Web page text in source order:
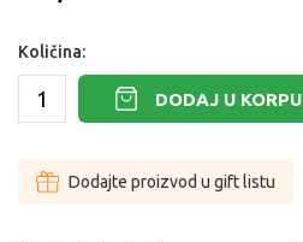
Količina:
DODAJ U KORPU
Dodajte proizvod u gift listu